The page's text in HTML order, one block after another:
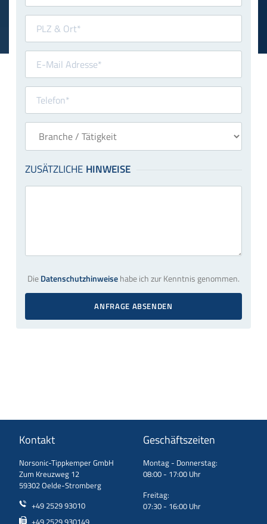
DieDatenschutzhinweisehabe ich zur Kenntnis genommen.
ANFRAGE ABSENDEN
Kontakt
Norsonic-Tippkemper GmbH
Zum Kreuzweg 12
59302 Oelde-Stromberg
+49 2529 93010
+49 2529 930149
Geschäftszeiten
Montag - Donnerstag:
08:00 - 17:00 Uhr
Freitag:
07:30 - 16:00 Uhr